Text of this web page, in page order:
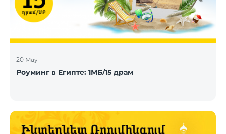
требовалась производительная, масштабируемая
инфраструктура для пр
20 May
Роуминг в Египте: 1МБ/15 драм